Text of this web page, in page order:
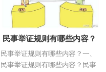
民事举证规则有哪些内容？
民事举证规则有哪些内容？一、
民事举证规则有哪些内容？民事